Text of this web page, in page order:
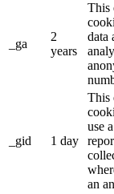
_ga
2
years
This
data
_gid 1 day
This
use
an